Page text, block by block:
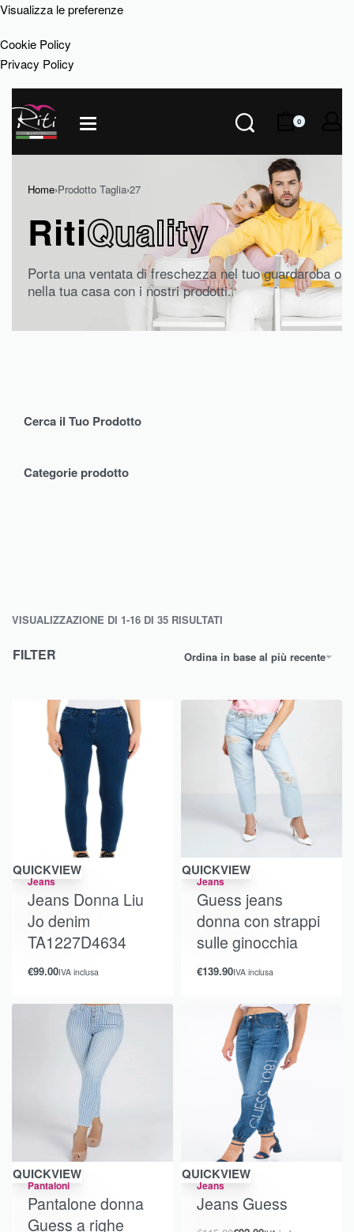
Visualizza le preferenze
Cookie Policy
Privacy Policy
0
Home›Prodotto Taglia›27
RitiQuality
Porta una ventata di freschezza nel tuo guardaroba o
nella tua casa con i nostri prodotti.
Cerca il Tuo Prodotto
Categorie prodotto
VISUALIZZAZIONE DI 1-16 DI 35 RISULTATI
Ordina in base al più recente
FILTER
QUICKVIEW
Jeans
Jeans Donna Liu
Jo denim
TA1227D4634
€99.00IVA inclusa
QUICKVIEW
Jeans
Guess jeans
donna con strappi
sulle ginocchia
€139.90IVA inclusa
QUICKVIEW
Pantaloni
Pantalone donna
Guess a righe
Risparmi €18.85
QUICKVIEW
Jeans
Jeans Guess